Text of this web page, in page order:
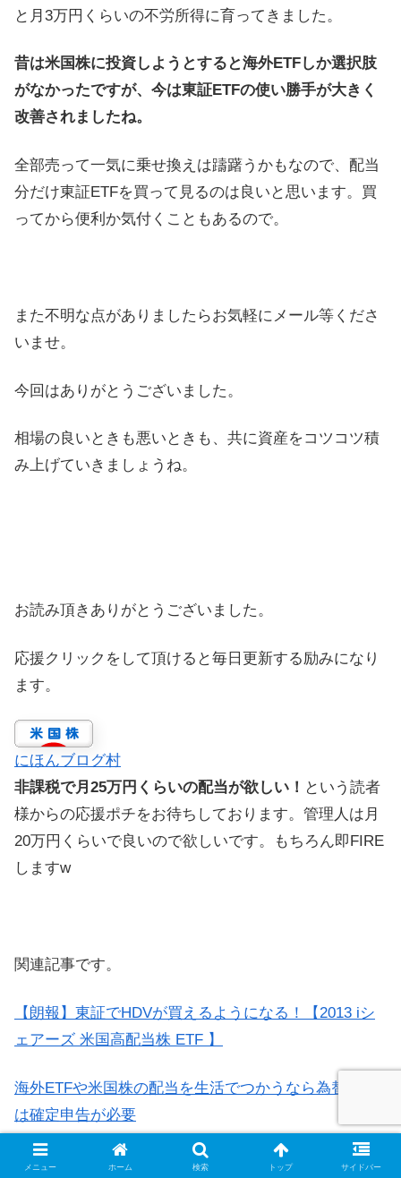
と月3万円くらいの不労所得に育ってきました。
昔は米国株に投資しようとすると海外ETFしか選択肢
がなかったですが、今は東証ETFの使い勝手が大きく
改善されましたね。
全部売って一気に乗せ換えは躊躇うかもなので、配当
分だけ東証ETFを買って見るのは良いと思います。買
ってから便利か気付くこともあるので。
また不明な点がありましたらお気軽にメール等くださ
いませ。
今回はありがとうございました。
相場の良いときも悪いときも、共に資産をコツコツ積
み上げていきましょうね。
お読み頂きありがとうございました。
応援クリックをして頂けると毎日更新する励みになり
ます。
にほんブログ村
非課税で月25万円くらいの配当が欲しい！ という読者
様からの応援ポチをお待ちしております。管理人は月
20万円くらいで良いので欲しいです。もちろん即FIRE
しますw
関連記事です。
【朗報】東証でHDVが買えるようになる！【2013 iシ
ェアーズ 米国高配当株 ETF 】
海外ETFや米国株の配当を生活でつかうなら為替利益
は確定申告が必要
米国株式、海外ETFの為替差益が気になる？楽天証券
メニュー ホーム 検索 トップ サイドバー